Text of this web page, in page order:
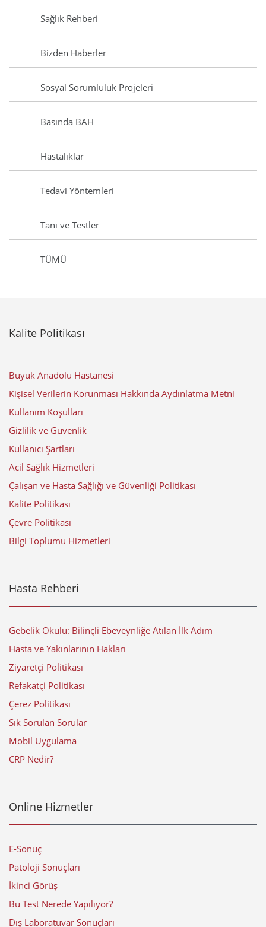
Sağlık Rehberi
Bizden Haberler
Sosyal Sorumluluk Projeleri
Basında BAH
Hastalıklar
Tedavi Yöntemleri
Tanı ve Testler
TÜMÜ
Kalite Politikası
Büyük Anadolu Hastanesi
Kişisel Verilerin Korunması Hakkında Aydınlatma Metni
Kullanım Koşulları
Gizlilik ve Güvenlik
Kullanıcı Şartları
Acil Sağlık Hizmetleri
Çalışan ve Hasta Sağlığı ve Güvenliği Politikası
Kalite Politikası
Çevre Politikası
Bilgi Toplumu Hizmetleri
Hasta Rehberi
Gebelik Okulu: Bilinçli Ebeveynliğe Atılan İlk Adım
Hasta ve Yakınlarının Hakları
Ziyaretçi Politikası
Refakatçi Politikası
Çerez Politikası
Sık Sorulan Sorular
Mobil Uygulama
CRP Nedir?
Online Hizmetler
E-Sonuç
Patoloji Sonuçları
İkinci Görüş
Bu Test Nerede Yapılıyor?
Dış Laboratuvar Sonuçları